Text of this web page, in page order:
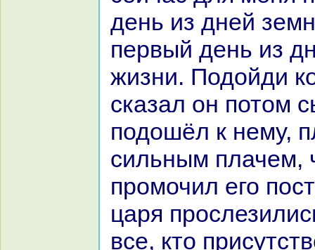
день из дней
первый день из
жизни. Подойди
сказал он потом
подошёл к нему,
сильным плачем,
промочил его
царя
все, кто